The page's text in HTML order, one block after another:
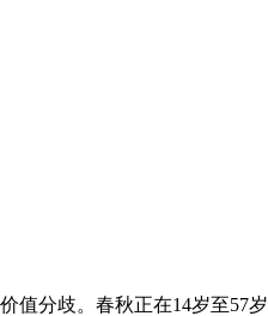
歧。春秋正在14岁至57